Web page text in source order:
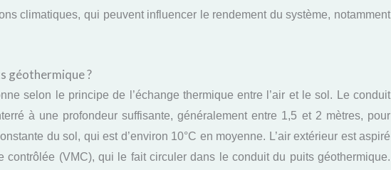
climatiques, qui peuvent influencer le rendement du système, notamment
géothermique ?
selon le principe de l’échange thermique entre l’air et le sol. Le conduit
à une profondeur suffisante, généralement entre 1,5 et 2 mètres, pour
du sol, qui est d’environ 10°C en moyenne. L’air extérieur est aspiré
contrôlée (VMC), qui le fait circuler dans le conduit du puits géothermique.